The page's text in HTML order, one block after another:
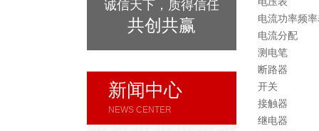
诚信天下，质得信任
共创共赢
新闻中心
NEWS CENTER
电流功率频
电流分配
测电笔
断路器
开关
接触器
继电器